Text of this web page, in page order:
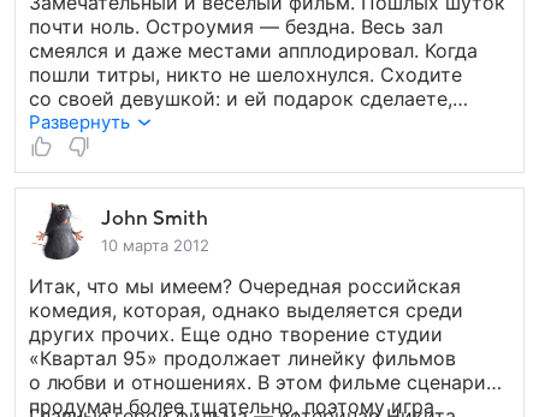
почти ноль. Остроумия — бездна. Весь зал
смеялся и даже местами апплодировал. Когда
пошли титры, никто не шелохнулся. Сходите
со своей девушкой: и ей подарок сделаете,
и сами развлечётесь.
Развернуть
John Smith
10 марта 2012
Итак, что мы имеем? Очередная российская
комедия, которая, однако выделяется среди
других прочих. Еще одно творение студии
«Квартал 95» продолжает линейку фильмов
о любви и отношениях. В этом фильме сценарий
продуман более тщательно, поэтому игра